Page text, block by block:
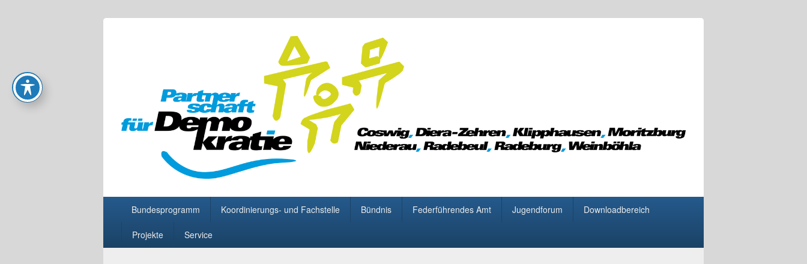
Partnerschaft für Demokratie
Bundesprogramm Koordinierungs- und Fachstelle Bündnis Federführendes Amt Jugendforum Downloadbereich
Projekte Service